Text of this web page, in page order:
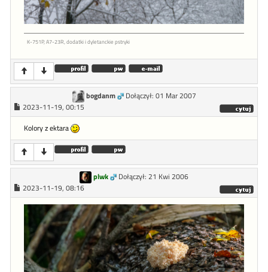
K-751P, A7-23R, dodatki i dyletanckie pstryki
bogdanm
Dołączył: 01 Mar 2007
2023-11-19, 00:15
Kolory z ektara
plwk
Dołączył: 21 Kwi 2006
2023-11-19, 08:16